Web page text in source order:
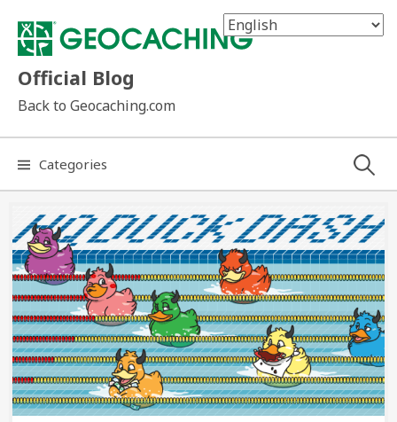
content
Official Blog
Back to Geocaching.com
Categories Search
for: